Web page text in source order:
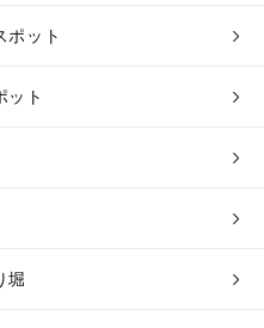
ポット
ット
堀